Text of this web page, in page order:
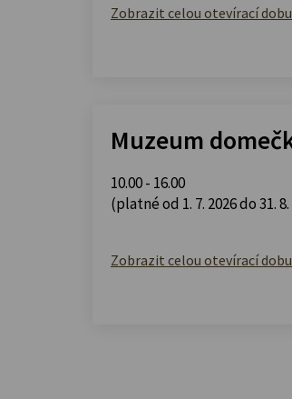
Zobrazit celou otevírací dobu
Muzeum
10.00 - 16.00
(platné od 1. 7. 2026 do 31. 8.
Zobrazit celou otevírací dobu